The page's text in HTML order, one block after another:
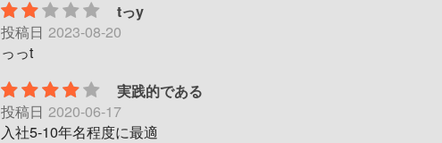
tっy
投稿日 2023-08-20
っっt
実践的である
投稿日 2020-06-17
入社5-10年名程度に最適